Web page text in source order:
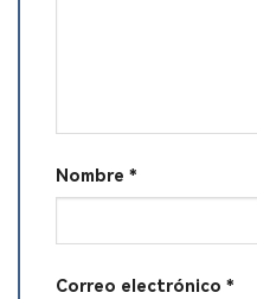
Nombre *
Correo electrónico *